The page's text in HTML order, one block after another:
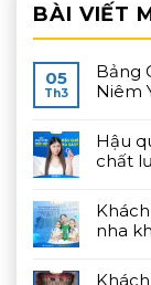
BÀI VIẾT
05
Th3
Bảng
Niêm
Hậu
chất
nha